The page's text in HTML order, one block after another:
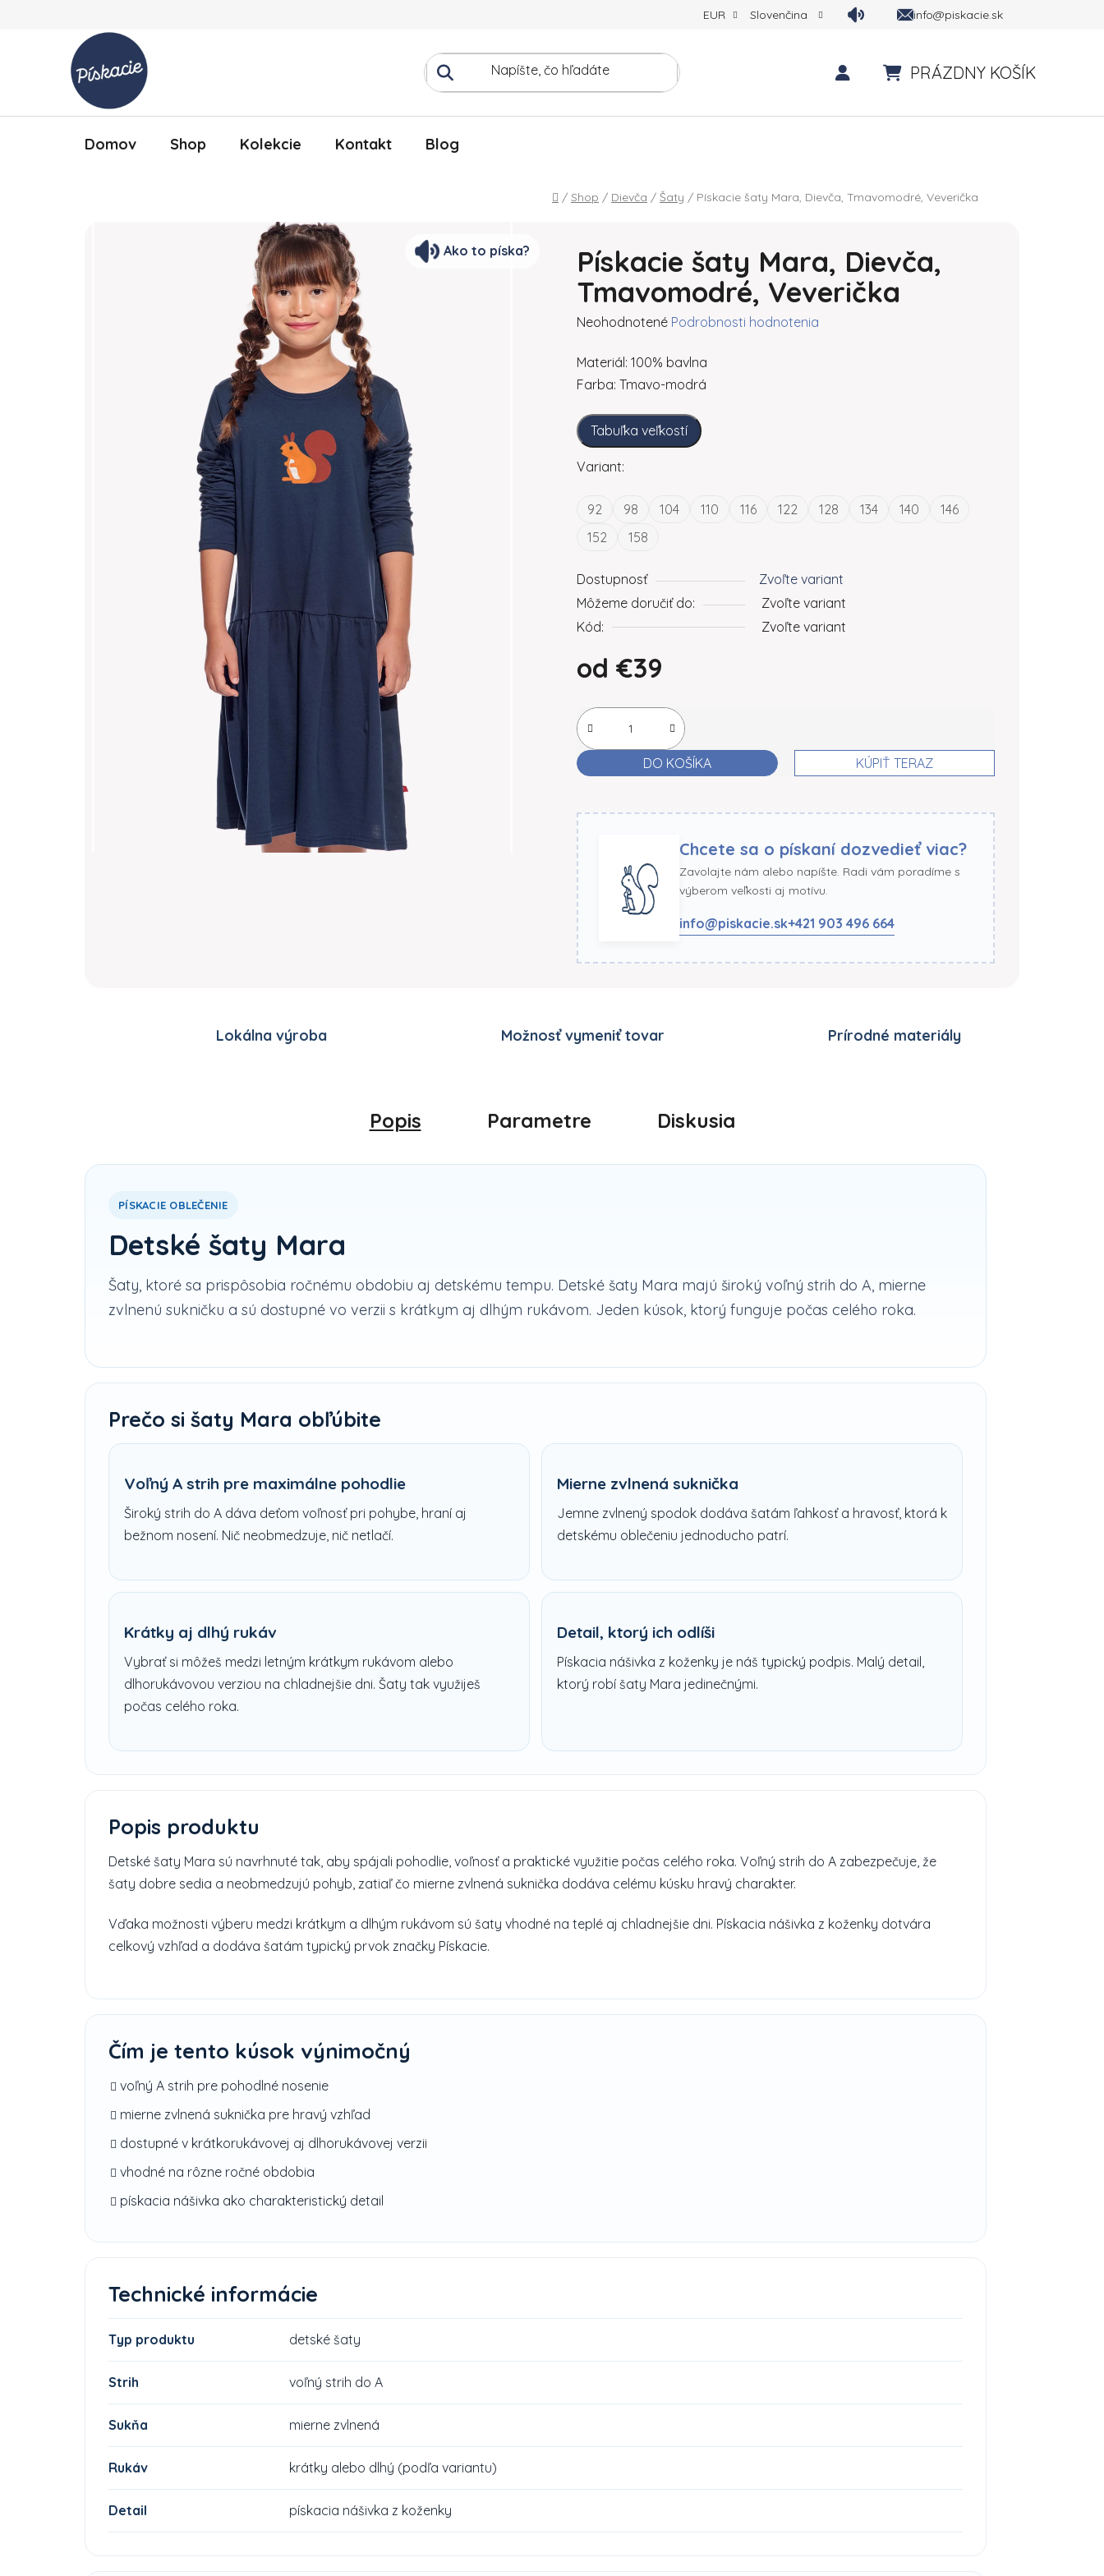
EUR Slovenčina info@piskacie.sk
PRÁZDNY KOŠÍK
Domov Shop Kolekcie Kontakt Blog
Domov
/ Shop / Dievča / Šaty / Pískacie šaty Mara, Dievča, Tmavomodré, Veverička
Pískacie šaty Mara, Dievča,
Tmavomodré, Veverička
Priemerné hodnotenie produktu je 0,0 z 5 hviezdičiek.
Neohodnotené Podrobnosti hodnotenia
Materiál: 100% bavlna
Farba: Tmavo-modrá
Tabuľka veľkostí
Variant:
92 98 104 110 116 122 128 134 140
146
152
158
Dostupnosť
Zvoľte variant
Môžeme doručiť do:
Zvoľte variant
Kód:
Zvoľte variant
od €39
DO KOŠÍKA KÚPIŤ TERAZ
Chcete sa o pískaní dozvedieť viac?
Zavolajte nám alebo napíšte. Radi vám poradíme s
výberom veľkosti aj motívu.
info@piskacie.sk+421 903 496 664
Ako to píska?
Lokálna výroba Možnosť vymeniť tovar Prírodné materiály
Popis Parametre Diskusia
PÍSKACIE OBLEČENIE
Detské šaty Mara
Šaty, ktoré sa prispôsobia ročnému obdobiu aj detskému tempu. Detské šaty Mara majú široký voľný strih do A, mierne
zvlnenú sukničku a sú dostupné vo verzii s krátkym aj dlhým rukávom. Jeden kúsok, ktorý funguje počas celého roka.
Prečo si šaty Mara obľúbite
Voľný A strih pre maximálne pohodlie
Široký strih do A dáva deťom voľnosť pri pohybe, hraní aj
bežnom nosení. Nič neobmedzuje, nič netlačí.
Mierne zvlnená suknička
Jemne zvlnený spodok dodáva šatám ľahkosť a hravosť, ktorá k
detskému oblečeniu jednoducho patrí.
Krátky aj dlhý rukáv
Vybrať si môžeš medzi letným krátkym rukávom alebo
dlhorukávovou verziou na chladnejšie dni. Šaty tak využiješ
počas celého roka.
Detail, ktorý ich odlíši
Pískacia nášivka z koženky je náš typický podpis. Malý detail,
ktorý robí šaty Mara jedinečnými.
Popis produktu
Detské šaty Mara sú navrhnuté tak, aby spájali pohodlie, voľnosť a praktické využitie počas celého roka. Voľný strih do A zabezpečuje, že
šaty dobre sedia a neobmedzujú pohyb, zatiaľ čo mierne zvlnená suknička dodáva celému kúsku hravý charakter.
Vďaka možnosti výberu medzi krátkym a dlhým rukávom sú šaty vhodné na teplé aj chladnejšie dni. Pískacia nášivka z koženky dotvára
celkový vzhľad a dodáva šatám typický prvok značky Pískacie.
Čím je tento kúsok výnimočný
voľný A strih pre pohodlné nosenie
mierne zvlnená suknička pre hravý vzhľad
dostupné v krátkorukávovej aj dlhorukávovej verzii
vhodné na rôzne ročné obdobia
pískacia nášivka ako charakteristický detail
Technické informácie
Typ produktu detské šaty
Strih voľný strih do A
Sukňa mierne zvlnená
Rukáv krátky alebo dlhý (podľa variantu)
Detail pískacia nášivka z koženky